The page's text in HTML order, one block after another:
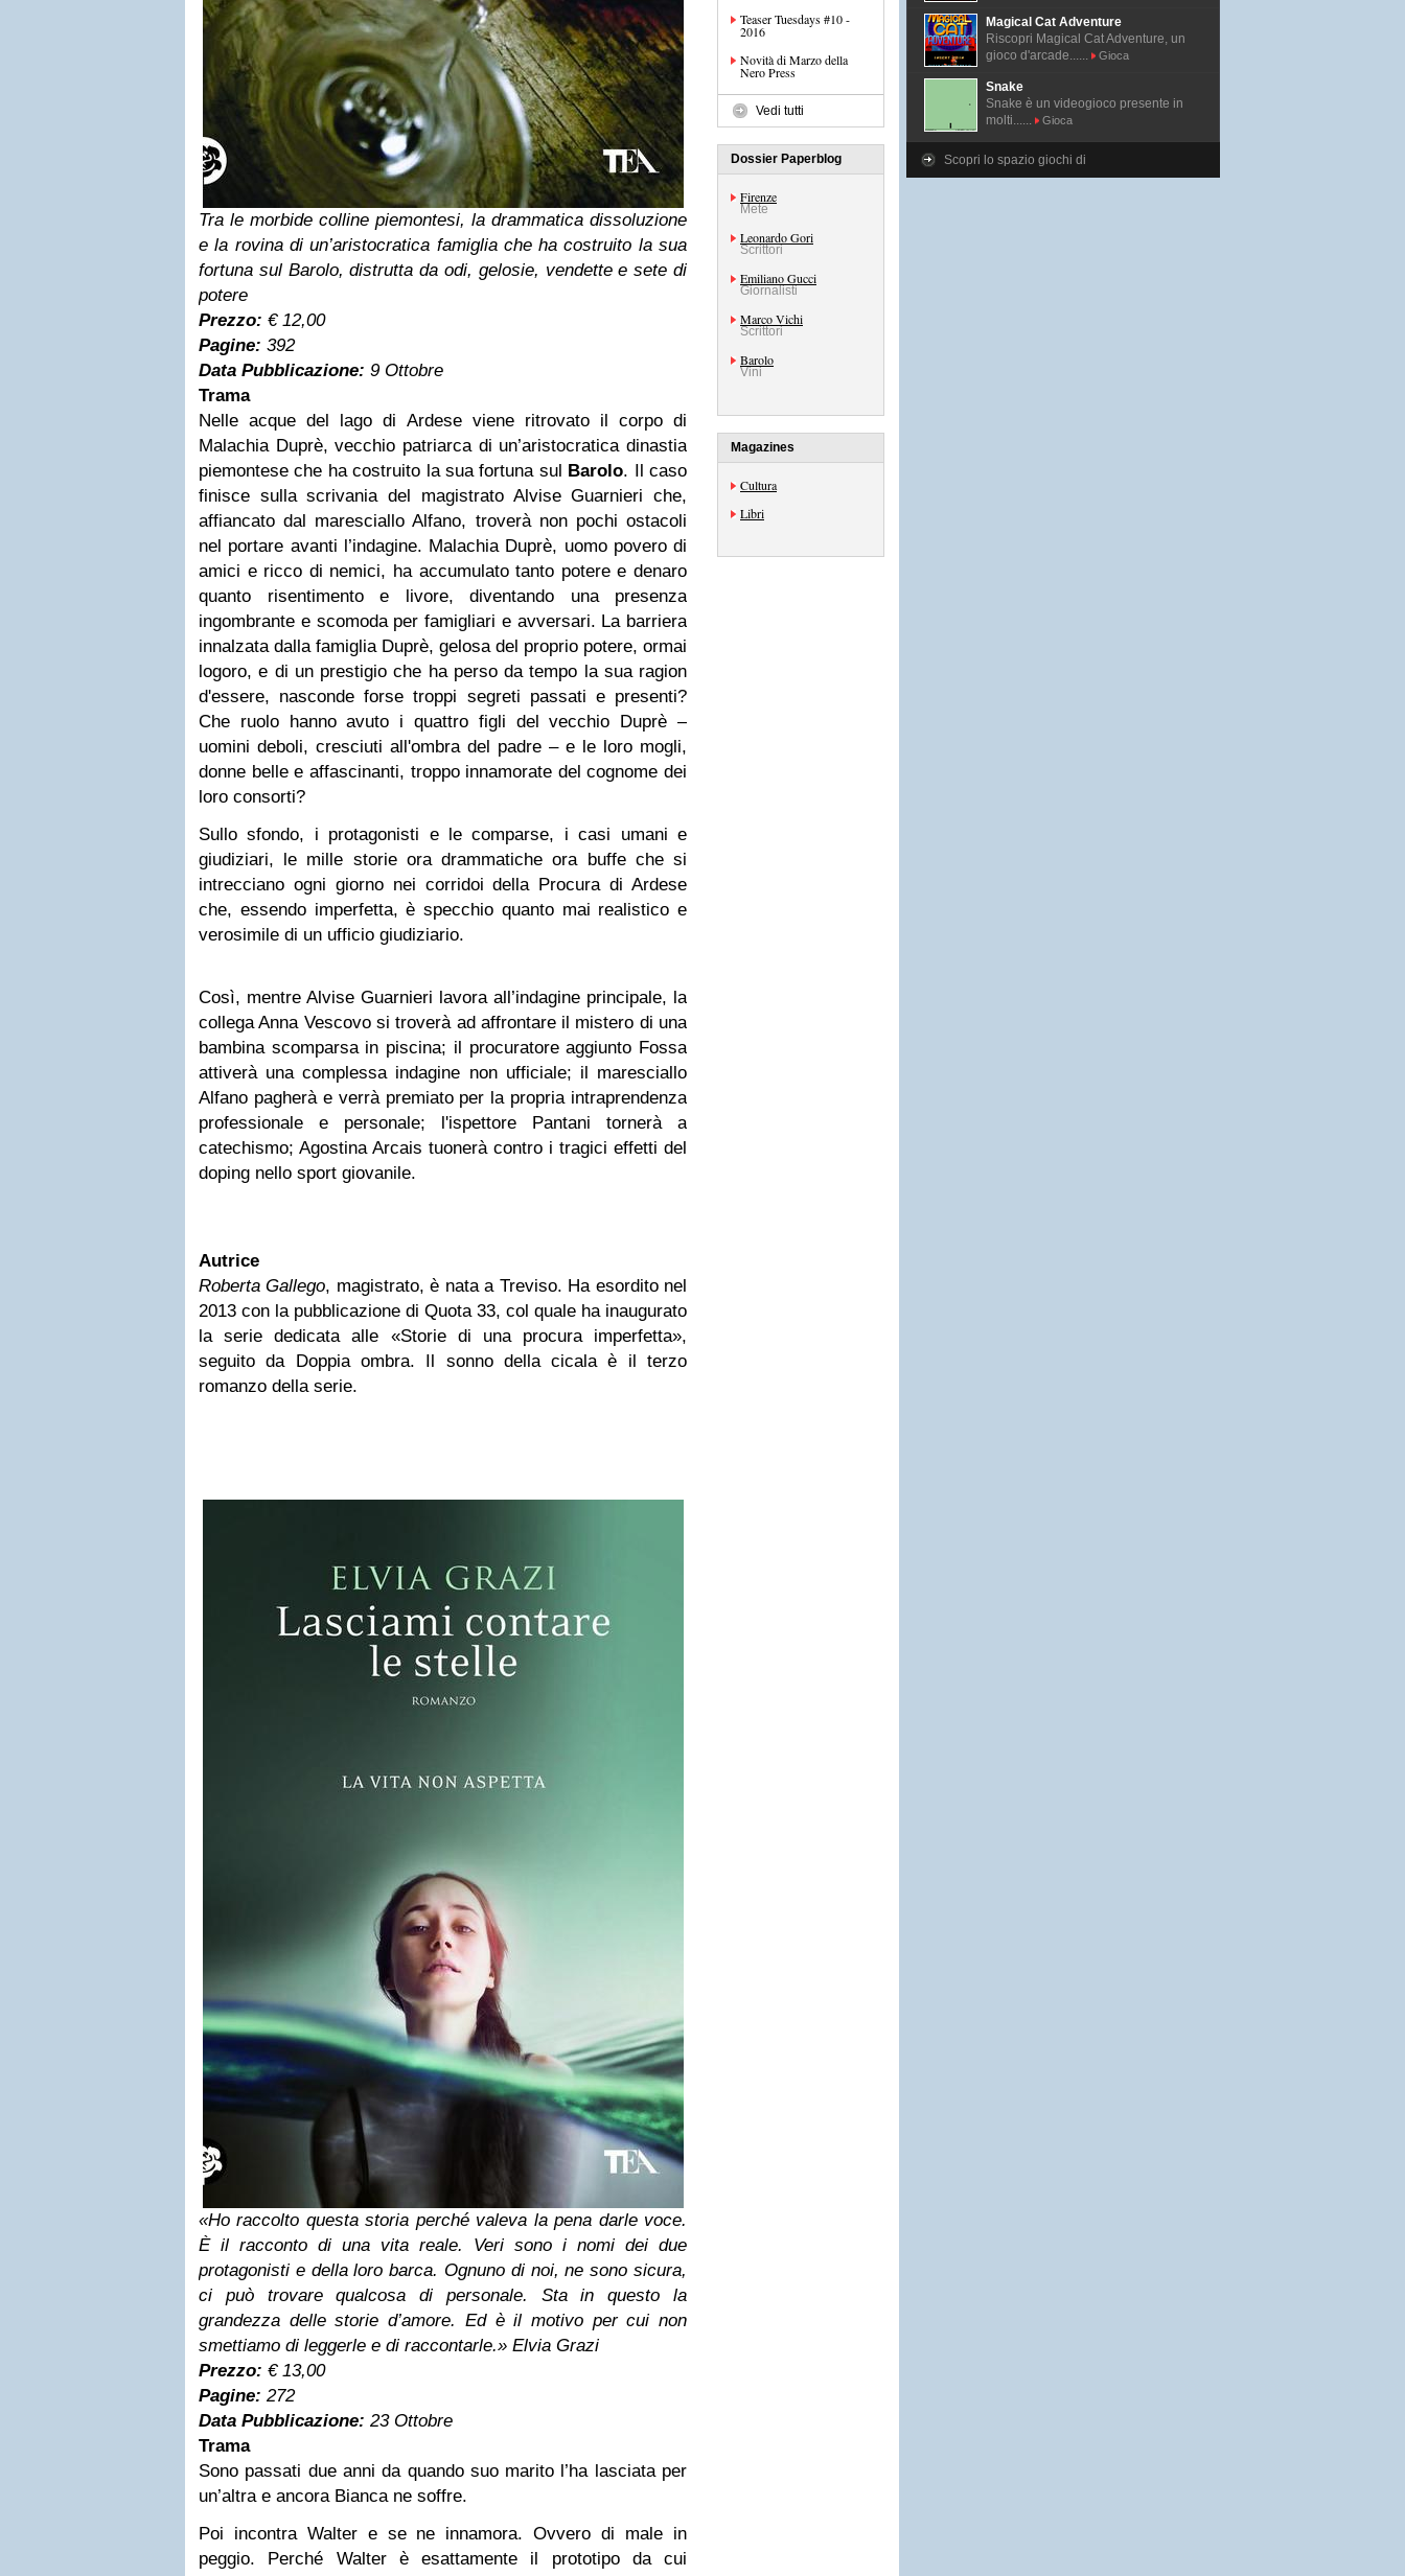
Tra le morbide colline piemontesi, la drammatica dissoluzione
e la rovina di un’aristocratica famiglia che ha costruito la sua
fortuna sul Barolo, distrutta da odi, gelosie, vendette e sete di
potere
Prezzo: € 12,00
Pagine: 392
Data Pubblicazione: 9 Ottobre
Trama
Nelle acque del lago di Ardese viene ritrovato il corpo di
Malachia Duprè, vecchio patriarca di un’aristocratica dinastia
piemontese che ha costruito la sua fortuna sul Barolo. Il caso
finisce sulla scrivania del magistrato Alvise Guarnieri che,
affiancato dal maresciallo Alfano, troverà non pochi ostacoli
nel portare avanti l’indagine. Malachia Duprè, uomo povero di
amici e ricco di nemici, ha accumulato tanto potere e denaro
quanto risentimento e livore, diventando una presenza
ingombrante e scomoda per famigliari e avversari. La barriera
innalzata dalla famiglia Duprè, gelosa del proprio potere, ormai
logoro, e di un prestigio che ha perso da tempo la sua ragion
d'essere, nasconde forse troppi segreti passati e presenti?
Che ruolo hanno avuto i quattro figli del vecchio Duprè –
uomini deboli, cresciuti all'ombra del padre – e le loro mogli,
donne belle e affascinanti, troppo innamorate del cognome dei
loro consorti?
Sullo sfondo, i protagonisti e le comparse, i casi umani e
giudiziari, le mille storie ora drammatiche ora buffe che si
intrecciano ogni giorno nei corridoi della Procura di Ardese
che, essendo imperfetta, è specchio quanto mai realistico e
verosimile di un ufficio giudiziario.
Così, mentre Alvise Guarnieri lavora all’indagine principale, la
collega Anna Vescovo si troverà ad affrontare il mistero di una
bambina scomparsa in piscina; il procuratore aggiunto Fossa
attiverà una complessa indagine non ufficiale; il maresciallo
Alfano pagherà e verrà premiato per la propria intraprendenza
professionale e personale; l'ispettore Pantani tornerà a
catechismo; Agostina Arcais tuonerà contro i tragici effetti del
doping nello sport giovanile.
Autrice
Roberta Gallego, magistrato, è nata a Treviso. Ha esordito nel
2013 con la pubblicazione di Quota 33, col quale ha inaugurato
la serie dedicata alle «Storie di una procura imperfetta»,
seguito da Doppia ombra. Il sonno della cicala è il terzo
romanzo della serie.
«Ho raccolto questa storia perché valeva la pena darle voce.
È il racconto di una vita reale. Veri sono i nomi dei due
protagonisti e della loro barca. Ognuno di noi, ne sono sicura,
ci può trovare qualcosa di personale. Sta in questo la
grandezza delle storie d’amore. Ed è il motivo per cui non
smettiamo di leggerle e di raccontarle.» Elvia Grazi
Prezzo: € 13,00
Pagine: 272
Data Pubblicazione: 23 Ottobre
Trama
Sono passati due anni da quando suo marito l’ha lasciata per
un’altra e ancora Bianca ne soffre.
Poi incontra Walter e se ne innamora. Ovvero di male in
peggio. Perché Walter è esattamente il prototipo da cui
Teaser Tuesdays #10 -
2016
Novità di Marzo della
Nero Press
Vedi tutti
Dossier Paperblog
Firenze
Mete
Leonardo Gori
Scrittori
Emiliano Gucci
Giornalisti
Marco Vichi
Scrittori
Barolo
Vini
Magazines
Cultura
Libri
Magical Cat Adventure
Riscopri Magical Cat Adventure, un
gioco d'arcade......
Gioca
Snake
Snake è un videogioco presente in
molti......
Gioca
Scopri lo spazio giochi di